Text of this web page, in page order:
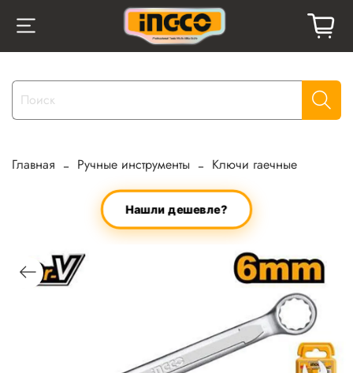
Главная Ручные инструменты Ключи гаечные
Нашли дешевле?